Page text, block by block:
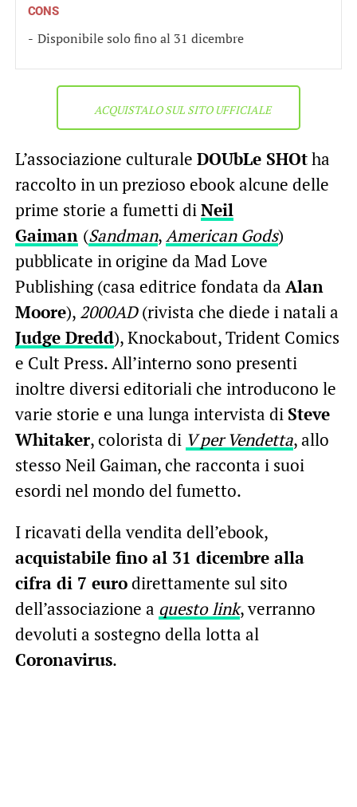
CONS
Disponibile solo fino al 31 dicembre
ACQUISTALO SUL SITO UFFICIALE
L’associazione culturale DOUbLe SHOtha
raccolto in un prezioso ebook alcune delle
prime storie a fumetti diNeil
Gaiman (Sandman,American Gods)
pubblicate in origine da Mad Love
Publishing (casa editrice fondata da Alan
Moore), 2000AD(rivista che diede i natali a
Judge Dredd), Knockabout, Trident Comics
e Cult Press. All’interno sono presenti
inoltre diversi editoriali che introducono le
varie storie e una lunga intervista di Steve
Whitaker, colorista di V per Vendetta, allo
stesso Neil Gaiman, che racconta i suoi
esordi nel mondo del fumetto.
I ricavati della vendita dell’ebook,
acquistabile fino al 31 dicembre alla
cifra di 7 eurodirettamente sul sito
dell’associazione a questo link, verranno
devoluti a sostegno della lotta al
Coronavirus.